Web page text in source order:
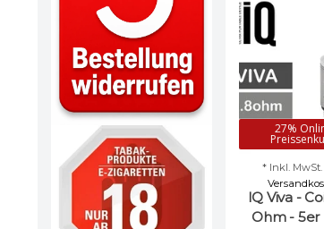
27%
IQ Viva -
Ohm - 5er
* Inkl. MwSt.